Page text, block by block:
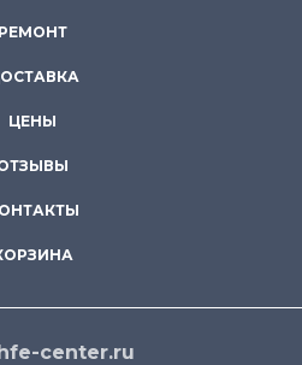
РЕМОНТ
ЦЕНЫ
center.ru